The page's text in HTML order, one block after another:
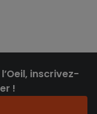
inscrivez-
!